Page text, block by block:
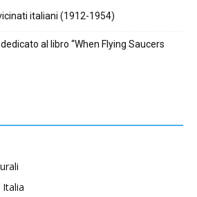
italiani (1912-1954)
al libro “When Flying Saucers
Italia